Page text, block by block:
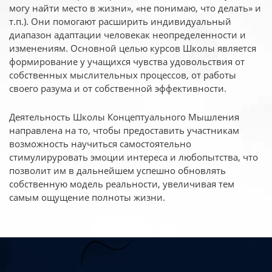
могу найти место в жизни», «не понимаю, что делать» и
т.п.). Они помогают расширить индивидуальный
диапазон адаптации человекак неопределенности и
изменениям. Основной целью курсов Школы является
формирование у учащихся чувства удовольствия от
собственных мыслительных процессов, от работы
своего разума и от собственной эффективности.
Деятельность Школы Концептуального Мышления
направлена на то, чтобы предоставить участникам
возможность научиться самостоятельно
стимулируровать эмоции интереса и любопытства, что
позволит им в дальнейшем успешно обновлять
собственную модель реальности, увеличивая тем
самым ощущение полноты жизни.